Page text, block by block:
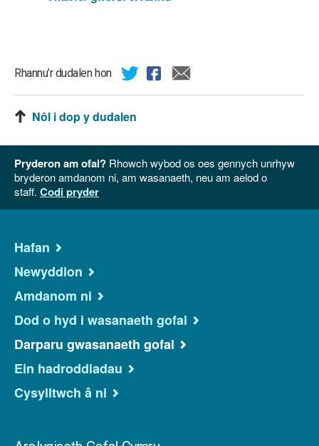
Rhannu’r dudalen hon
Nôl i dop y dudalen
Pryderon am ofal? Rhowch wybod os oes gennych unrhyw
bryderon amdanom ni, am wasanaeth, neu am aelod o
staff. Codi pryder
Hafan
Newyddion
Amdanom ni
Dod o hyd i wasanaeth gofal
Darparu gwasanaeth gofal
Ein hadroddiadau
Cysylltwch â ni